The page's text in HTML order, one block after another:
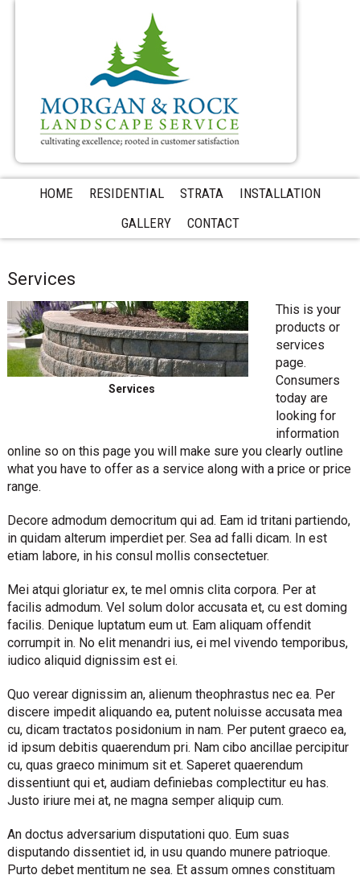
HOME RESIDENTIAL STRATA
INSTALLATION
GALLERY
CONTACT
Services
Services
This is your
products or
services
page.
Consumers
today are
looking for
information
online so on this page you will make sure you clearly outline
what you have to offer as a service along with a price or price
range.
Decore admodum democritum qui ad. Eam id tritani partiendo,
in quidam alterum imperdiet per. Sea ad falli dicam. In est
etiam labore, in his consul mollis consectetuer.
Mei atqui gloriatur ex, te mel omnis clita corpora. Per at
facilis admodum. Vel solum dolor accusata et, cu est doming
facilis. Denique luptatum eum ut. Eam aliquam offendit
corrumpit in. No elit menandri ius, ei mel vivendo temporibus,
iudico aliquid dignissim est ei.
Quo verear dignissim an, alienum theophrastus nec ea. Per
discere impedit aliquando ea, putent noluisse accusata mea
cu, dicam tractatos posidonium in nam. Per putent graeco ea,
id ipsum debitis quaerendum pri. Nam cibo ancillae percipitur
cu, quas graeco minimum sit et. Saperet quaerendum
dissentiunt qui et, audiam definiebas complectitur eu has.
Justo iriure mei at, ne magna semper aliquip cum.
An doctus adversarium disputationi quo. Eum suas
disputando dissentiet id, in usu quando munere patrioque.
Purto debet mentitum ne sea. Et assum omnes constituam